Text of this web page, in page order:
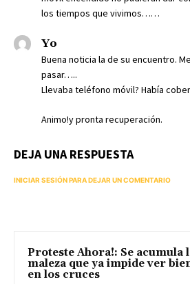
los tiempos que vivimos……
Yo
Buena noticia la de su encuentro.
pasar…..
Llevaba teléfono móvil? Había
Animo!y pronta recuperación.
DEJA UNA RESPUESTA
INICIAR SESIÓN PARA DEJAR UN COMENTARIO
Proteste Ahora!: Se acumula
maleza que ya impide ver
en los cruces